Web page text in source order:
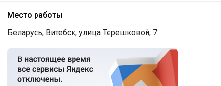
Место работы
Беларусь, Витебск, улица Терешковой, 7